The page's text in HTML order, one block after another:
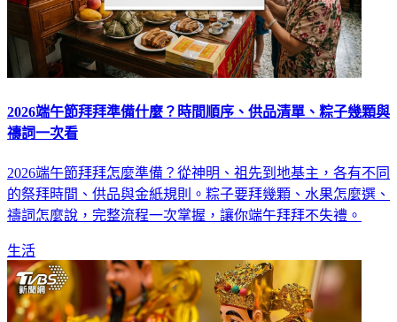
2026端午節拜拜準備什麼？時間順序、供品清單、粽子幾顆與
禱詞一次看
2026端午節拜拜怎麼準備？從神明、祖先到地基主，各有不同
的祭拜時間、供品與金紙規則。粽子要拜幾顆、水果怎麼選、
禱詞怎麼說，完整流程一次掌握，讓你端午拜拜不失禮。
生活